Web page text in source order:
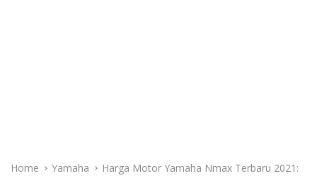
Home Yamaha
Harga Motor Yamaha Nmax Terbaru 2021: